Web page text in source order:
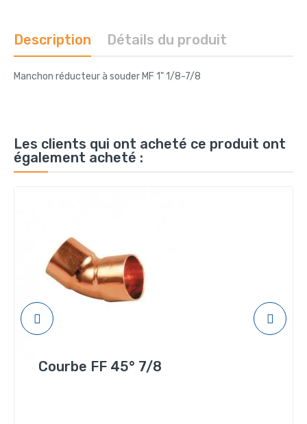
Description Détails du produit
Manchon réducteur à souder MF 1" 1/8-7/8
Les clients qui ont acheté ce produit ont
également acheté :
Courbe FF 45° 7/8